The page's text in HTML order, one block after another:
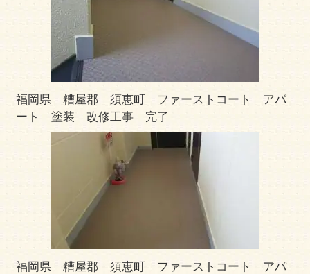
福岡県 糟屋郡 須恵町 ファーストコート アパ
ート 塗装 改修工事 完了
福岡県 糟屋郡 須恵町 ファーストコート アパ